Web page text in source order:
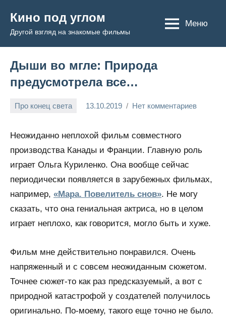
содержимому
Кино под углом
Другой взгляд на знакомые фильмы
Меню
Дыши во мгле: Природа
предусмотрела все…
Про конец света 13.10.2019
Admin
Нет комментариев
Неожиданно неплохой фильм совместного
производства Канады и Франции. Главную роль
играет Ольга Куриленко. Она вообще сейчас
периодически появляется в зарубежных фильмах,
например, «Мара. Повелитель снов». Не могу
сказать, что она гениальная актриса, но в целом
играет неплохо, как говорится, могло быть и хуже.
Фильм мне действительно понравился. Очень
напряженный и с совсем неожиданным сюжетом.
Точнее сюжет-то как раз предсказуемый, а вот с
природной катастрофой у создателей получилось
оригинально. По-моему, такого еще точно не было.